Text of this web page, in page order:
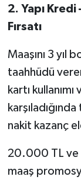
2. Yapı
Fırsatı
Maaşını 3 yıl
taahhüdü
kartı
nakit kazanç
20.000 TL ve
maaş
Susurluk
TARİHTE
Trend
TÜRKİYE